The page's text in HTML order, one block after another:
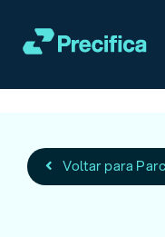
para
conteúdo
Desafios Comuns
Voltar para